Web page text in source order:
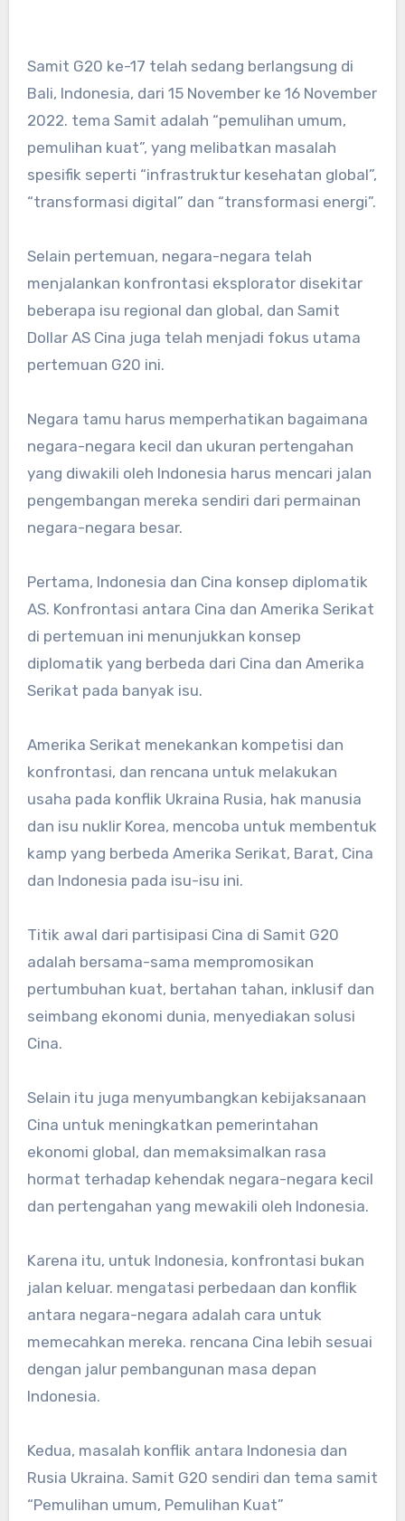
Samit G20 ke-17 telah sedang berlangsung di
Bali, Indonesia, dari 15 November ke 16 November
2022. tema Samit adalah “pemulihan umum,
pemulihan kuat”, yang melibatkan masalah
spesifik seperti “infrastruktur kesehatan global”,
“transformasi digital” dan “transformasi energi”.
Selain pertemuan, negara-negara telah
menjalankan konfrontasi eksplorator disekitar
beberapa isu regional dan global, dan Samit
Dollar AS Cina juga telah menjadi fokus utama
pertemuan G20 ini.
Negara tamu harus memperhatikan bagaimana
negara-negara kecil dan ukuran pertengahan
yang diwakili oleh Indonesia harus mencari jalan
pengembangan mereka sendiri dari permainan
negara-negara besar.
Pertama, Indonesia dan Cina konsep diplomatik
AS. Konfrontasi antara Cina dan Amerika Serikat
di pertemuan ini menunjukkan konsep
diplomatik yang berbeda dari Cina dan Amerika
Serikat pada banyak isu.
Amerika Serikat menekankan kompetisi dan
konfrontasi, dan rencana untuk melakukan
usaha pada konflik Ukraina Rusia, hak manusia
dan isu nuklir Korea, mencoba untuk membentuk
kamp yang berbeda Amerika Serikat, Barat, Cina
dan Indonesia pada isu-isu ini.
Titik awal dari partisipasi Cina di Samit G20
adalah bersama-sama mempromosikan
pertumbuhan kuat, bertahan tahan, inklusif dan
seimbang ekonomi dunia, menyediakan solusi
Cina.
Selain itu juga menyumbangkan kebijaksanaan
Cina untuk meningkatkan pemerintahan
ekonomi global, dan memaksimalkan rasa
hormat terhadap kehendak negara-negara kecil
dan pertengahan yang mewakili oleh Indonesia.
Karena itu, untuk Indonesia, konfrontasi bukan
jalan keluar. mengatasi perbedaan dan konflik
antara negara-negara adalah cara untuk
memecahkan mereka. rencana Cina lebih sesuai
dengan jalur pembangunan masa depan
Indonesia.
Kedua, masalah konflik antara Indonesia dan
Rusia Ukraina. Samit G20 sendiri dan tema samit
“Pemulihan umum, Pemulihan Kuat”